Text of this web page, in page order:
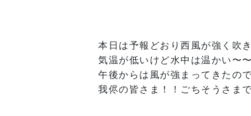
本日は予報どおり西風が強く吹
気温が低いけど水中は温かい〜
午後からは風が強まってきたの
我侭の皆さま！！ごちそうさま